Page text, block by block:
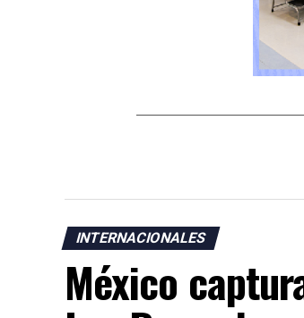
INTERNACIONALES
México